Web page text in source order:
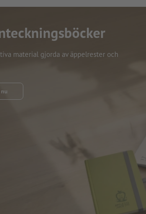
material gjorda av äppelrester och
nu